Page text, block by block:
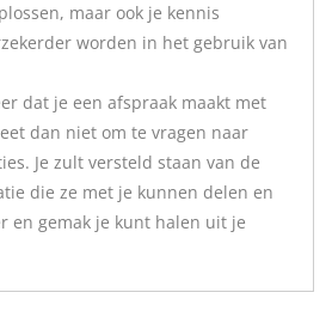
maar ook je kennis
worden in het gebruik van
dat je een afspraak maakt met
dan niet om te vragen naar
Je zult versteld staan van de
die ze met je kunnen delen en
en gemak je kunt halen uit je